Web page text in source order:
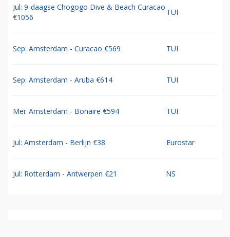
Jul: 9-daagse Chogogo Dive & Beach Curacao
€1056
TUI
Sep: Amsterdam - Curacao €569 TUI
Sep: Amsterdam - Aruba €614 TUI
Mei: Amsterdam - Bonaire €594 TUI
Jul: Amsterdam - Berlijn €38 Eurostar
Jul: Rotterdam - Antwerpen €21 NS